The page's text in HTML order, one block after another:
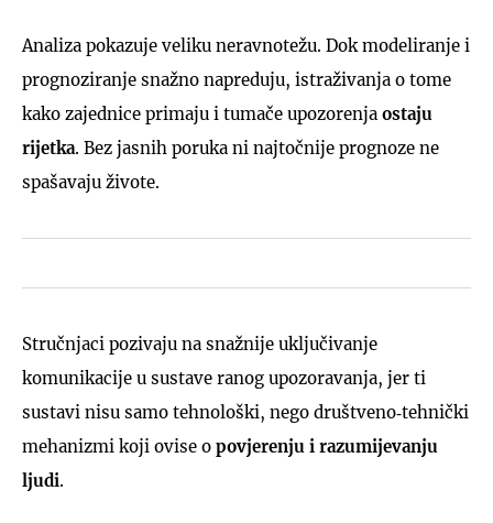
Analiza pokazuje veliku neravnotežu. Dok modeliranje i
prognoziranje snažno napreduju, istraživanja o tome
kako zajednice primaju i tumače upozorenja ostaju
rijetka. Bez jasnih poruka ni najtočnije prognoze ne
spašavaju živote.
Stručnjaci pozivaju na snažnije uključivanje
komunikacije u sustave ranog upozoravanja, jer ti
sustavi nisu samo tehnološki, nego društveno‑tehnički
mehanizmi koji ovise o povjerenju i razumijevanju
ljudi.